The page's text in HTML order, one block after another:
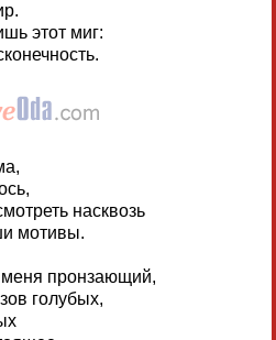
этот миг:
насквозь
мотивы.
меня пронзающий,
голубых,